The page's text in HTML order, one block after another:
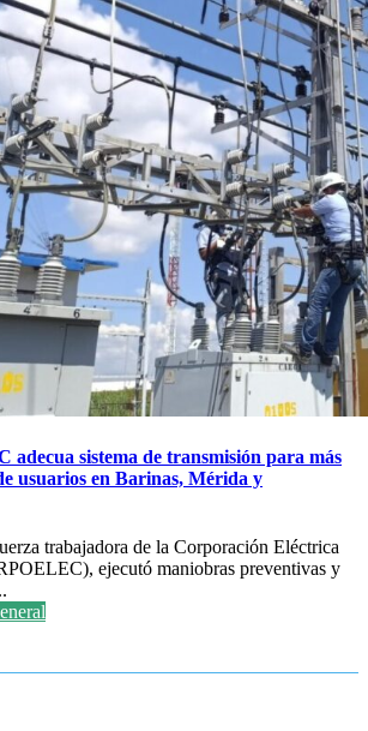
adecua sistema de transmisión para más
usuarios en Barinas, Mérida y
trabajadora de la Corporación Eléctrica
ejecutó maniobras preventivas y